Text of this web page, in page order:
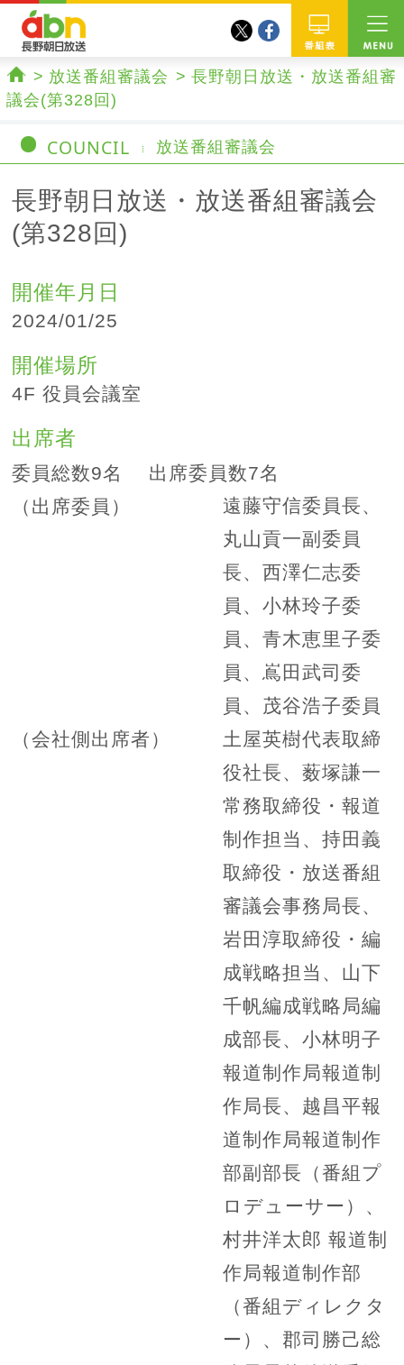
番組
twitterfacebook
ホーム
放送番組審議会
長野朝日放送・放送番組審
議会(第328回)
COUNCIL 放送番組審議会
長野朝日放送・放送番組審議会
(第328回)
開催年月日
2024/01/25
開催場所
4F 役員会議室
出席者
委員総数9名 出席委員数7名
（出席委員）
遠藤守信委員長、
丸山貢一副委員
長、西澤仁志委
員、小林玲子委
員、青木恵里子委
員、嶌田武司委
員、茂谷浩子委員
（会社側出席者）
土屋英樹代表取締
役社長、薮塚謙一
常務取締役・報道
制作担当、持田義
取締役・放送番組
審議会事務局長、
岩田淳取締役・編
成戦略担当、山下
千帆編成戦略局編
成部長、小林明子
報道制作局報道制
作局長、越昌平報
道制作局報道制作
部副部長（番組プ
ロデューサー）、
村井洋太郎 報道制
作局報道制作部
（番組ディレクタ
ー）、郡司勝己総